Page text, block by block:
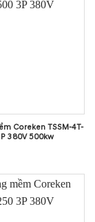
Coreken TSSM-4T-
380V 500kw